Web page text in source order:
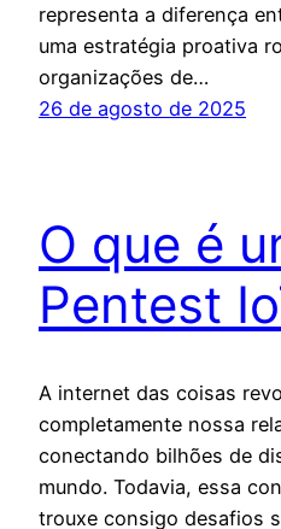
representa a diferença
uma estratégia proativa
organizações de…
26 de agosto de 2025
O que é
Pentest
A internet das coisas
completamente nossa
conectando bilhões de
mundo. Todavia, essa
trouxe consigo desafios